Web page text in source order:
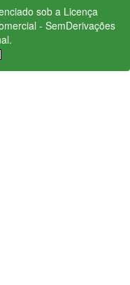
sob a Licença
- SemDerivações